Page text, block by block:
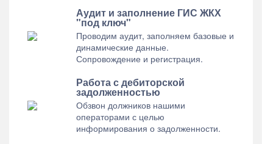
Аудит и заполнение ГИС ЖКХ
"под ключ"
Проводим аудит, заполняем базовые и
динамические данные.
Сопровождение и регистрация.
Работа с дебиторской
задолженностью
Обзвон должников нашими
операторами с целью
информирования о задолженности.